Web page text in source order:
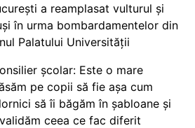
a reamplasat vulturul și
în urma bombardamentelor din
Palatului Universității
școlar: Este o mare
pe copii să fie așa cum
să îi băgăm în șabloane și
ceea ce fac diferit